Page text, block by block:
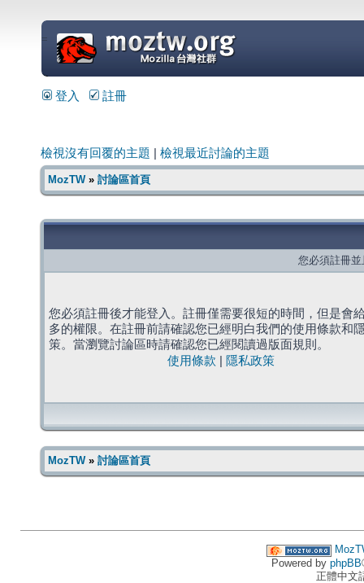
=
登入 註冊
檢視沒有回覆的主題 檢視最近討論的主題
MozTW» 討論區首頁
您必須註冊
您必須註冊後才能登入。註冊僅需要很短的時間，但是會
多的權限。在註冊前請確認您已經明白我們的使用條款和
策。當瀏覽討論區時請確認您已經閱讀過版面規則。
使用條款
隱私政策
MozTW» 討論區首頁
Powered by phpBB
正體中文